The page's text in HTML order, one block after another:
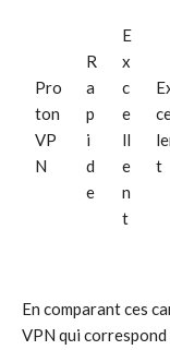
Pro
ton
VP
N
R
a
p
i
d
e
E
x
c
e
ll
e
n
t
t
En comparant ces
VPN qui correspond